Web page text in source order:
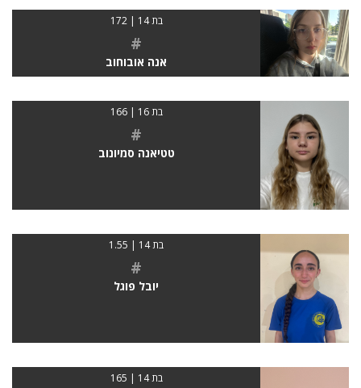
בת 14 | 172
#
אנה אובוחוב
בת 16 | 166
#
טטיאנה סמיונוב
בת 14 | 1.55
#
יובל פוגל
בת 14 | 165